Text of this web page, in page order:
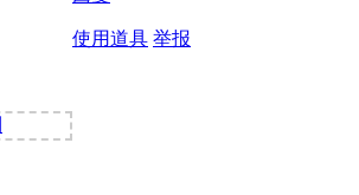
使用道具 举报